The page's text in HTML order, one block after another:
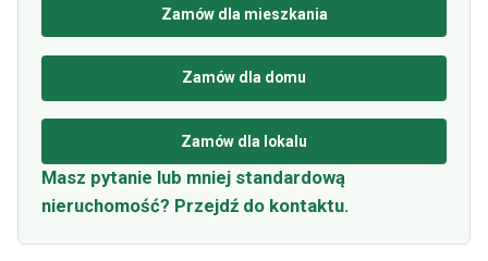
Zamów dla mieszkania
Zamów dla domu
Zamów dla lokalu
Masz pytanie lub mniej standardową
nieruchomość? Przejdź do kontaktu.